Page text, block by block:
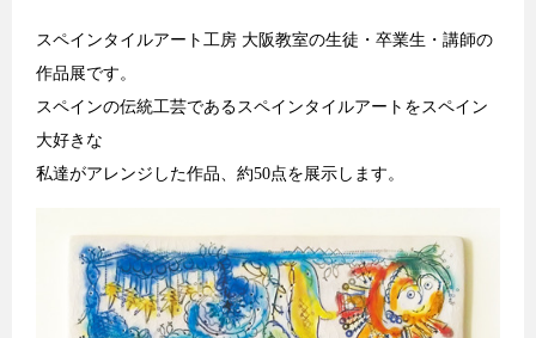
スペインタイルアート工房 大阪教室の生徒・卒業生・講師の
作品展です。
スペインの伝統工芸であるスペインタイルアートをスペイン
大好きな
私達がアレンジした作品、約50点を展示します。